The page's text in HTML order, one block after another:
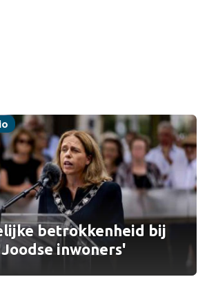
betrokkenheid bij
inwoners'